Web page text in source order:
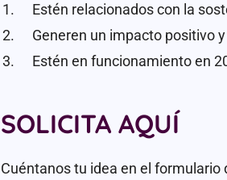
Estén relacionados con la
Generen un impacto positivo
Estén en funcionamiento en
SOLICITA AQUÍ
Cuéntanos tu idea en el